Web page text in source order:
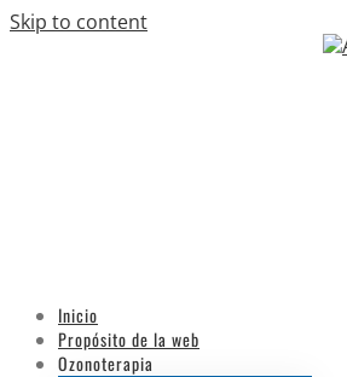
Skip to content
Inicio
Propósito de la web
Ozonoterapia